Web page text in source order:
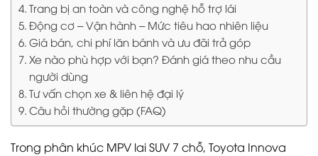
Trang bị an toàn và công nghệ hỗ trợ lái
Động cơ – Vận hành – Mức tiêu hao nhiên liệu
Giá bán, chi phí lăn bánh và ưu đãi trả góp
Xe nào phù hợp với bạn? Đánh giá theo nhu cầu
người dùng
Tư vấn chọn xe & liên hệ đại lý
Câu hỏi thường gặp (FAQ)
Trong phân khúc MPV lai SUV 7 chỗ, Toyota Innova